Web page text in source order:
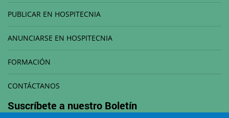
PUBLICAR EN HOSPITECNIA
ANUNCIARSE EN HOSPITECNIA
FORMACIÓN
CONTÁCTANOS
Suscríbete a nuestro Boletín